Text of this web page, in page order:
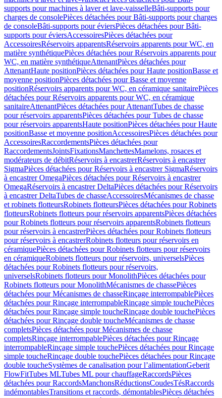
supports pour machines à laver et lave-vaisselleBâti-supports pour
charges de consolePièces détachées pour Bâti-supports pour charges
de consoleBâti-supports pour éviersPièces détachées pour Bâti-
supports pour éviersAccessoiresPièces détachées pour
AccessoiresRéservoirs apparentsRéservoirs apparents pour WC, en
matière synthétiquePièces détachées pour Réservoirs apparents pour
WC, en matière synthétiqueAttenantPièces détachées pour
AttenantHaute positionPièces détachées pour Haute positionBasse et
moyenne positionPièces détachées pour Basse et moyenne
positionRéservoirs apparents pour WC, en céramique sanitairePièces
détachées pour Réservoirs apparents pour WC, en céramique
sanitaireAttenantPièces détachées pour AttenantTubes de chasse
pour réservoirs apparentsPièces détachées pour Tubes de chasse
pour réservoirs apparentsHaute positionPièces détachées pour Haute
positionBasse et moyenne positionAccessoiresPièces détachées pour
AccessoiresRaccordementsPièces détachées pour
RaccordementsJointsFixationsManchettesMamelons, rosaces et
modérateurs de débitRéservoirs à encastrerRéservoirs à encastrer
SigmaPièces détachées pour Réservoirs à encastrer SigmaRéservoirs
à encastrer OmegaPièces détachées pour Réservoirs à encastrer
OmegaRéservoirs à encastrer DeltaPièces détachées pour Réservoirs
à encastrer DeltaTubes de chasseAccessoiresMécanismes de chasse
et robinets flotteursRobinets flotteursPièces détachées pour Robinets
flotteursRobinets flotteurs pour réservoirs apparentsPièces détachées
pour Robinets flotteurs pour réservoirs apparentsRobinets flotteurs
pour réservoirs à encastrerPièces détachées pour Robinets flotteurs
pour réservoirs à encastrerRobinets flotteurs pour réservoirs en
céramiquePièces détachées pour Robinets flotteurs pour réservoirs
en céramiqueRobinets flotteurs pour réservoirs, universelsPièces
détachées pour Robinets flotteurs pour réservoirs,
universelsRobinets flotteurs pour MonolithPièces détachées pour
Robinets flotteurs pour MonolithMécanismes de chassePièces
détachées pour Mécanismes de chasseRinçage interrompablePièces
détachées pour Rinçage interrompableRinçage simple touchePièces
détachées pour Rinçage simple toucheRinçage double touchePièces
détachées pour Rinçage double toucheMécanismes de chasse
completsPièces détachées pour Mécanismes de chasse
completsRinçage interrompablePièces détachées pour Rinçage
interrompableRinçage simple touchePièces détachées pour Rinçage
simple toucheRinçage double touchePièces détachées pour Rinçage
double toucheSystèmes de canalisation pour l’alimentationGeberit
FlowFitTubes MLTubes ML pour chauffageRaccordsPièces
détachées pour RaccordsManchonsRéductionsCoudesTésRaccords
indémontablesTransitions et raccords, démontablesPièces détachées